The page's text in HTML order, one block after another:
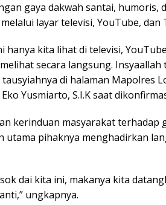
gaya dakwah santai, humoris,
layar televisi, YouTube, dan
hanya kita lihat di televisi,
secara langsung. Insyaallah
di halaman Mapolres
Yusmiarto, S.I.K saat
kerinduan masyarakat terhadap
utama pihaknya menghadirkan
dai kita ini, makanya kita
ungkapnya.